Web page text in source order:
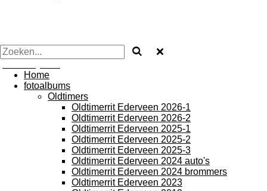
Home
fotoalbums
Oldtimers
Oldtimerrit Ederveen 2026-1
Oldtimerrit Ederveen 2026-2
Oldtimerrit Ederveen 2025-1
Oldtimerrit Ederveen 2025-2
Oldtimerrit Ederveen 2025-3
Oldtimerrit Ederveen 2024 auto's
Oldtimerrit Ederveen 2024 brommers
Oldtimerrit Ederveen 2023